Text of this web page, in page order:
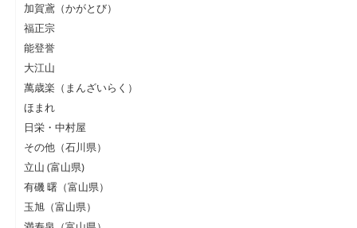
加賀鳶（かがとび）
福正宗
能登誉
大江山
萬歳楽（まんざいらく）
ほまれ
日栄・中村屋
その他（石川県）
立山 (富山県)
有磯 曙（富山県）
玉旭（富山県）